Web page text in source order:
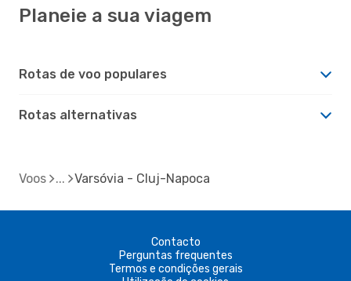
Planeie a sua viagem
Rotas de voo populares
Rotas alternativas
Voos Varsóvia - Cluj-Napoca
Contacto
Perguntas frequentes
Termos e condições gerais